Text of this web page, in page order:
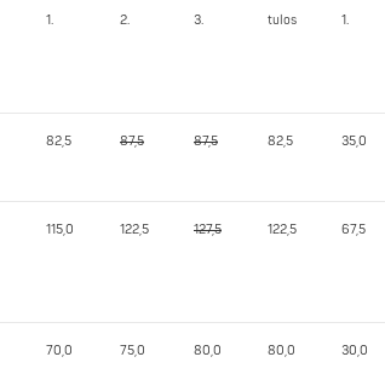
1. 2. 3. tulos 1.
82,5 87,5 87,5 82,5 35,0
115,0 122,5 127,5 122,5 67,5
70,0 75,0 80,0 80,0 30,0